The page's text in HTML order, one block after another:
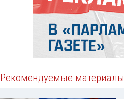
Рекомендуемые материалы